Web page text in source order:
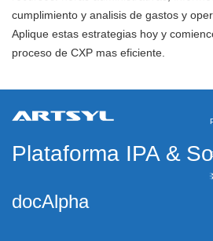
cumplimiento y analisis de gastos y
Aplique estas estrategias hoy y
proceso de CXP mas eficiente.
Plataforma IPA &
docAlpha